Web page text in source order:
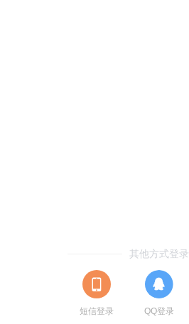
其他方式登录
短信登录 QQ登录